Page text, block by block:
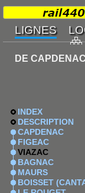
DE
INDEX
DESCRIPTION
CAPDENAC
FIGEAC
VIAZAC
BAGNAC
MAURS
BOISSET